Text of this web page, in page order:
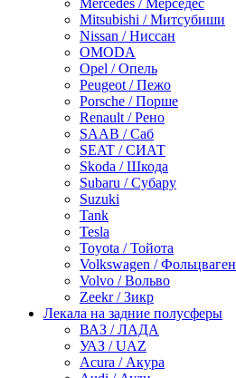
Mercedes / Мерседес
Mitsubishi / Митсубиши
Nissan / Ниссан
OMODA
Opel / Опель
Peugeot / Пежо
Porsche / Порше
Renault / Рено
SAAB / Саб
SEAT / СИАТ
Skoda / Шкода
Subaru / Субару
Suzuki
Tank
Tesla
Toyota / Тойота
Volkswagen / Фольцваген
Volvo / Вольво
Zeekr / Зикр
Лекала на задние полусферы
ВАЗ / ЛАДА
УАЗ / UAZ
Acura / Акура